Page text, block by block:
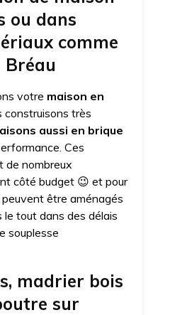
ou dans
comme
votre maison en
construisons très
aussi en brique
Ces
de nombreux
côté budget 😉 et pour
être aménagés
le tout dans des délais
souplesse
madrier bois
sur